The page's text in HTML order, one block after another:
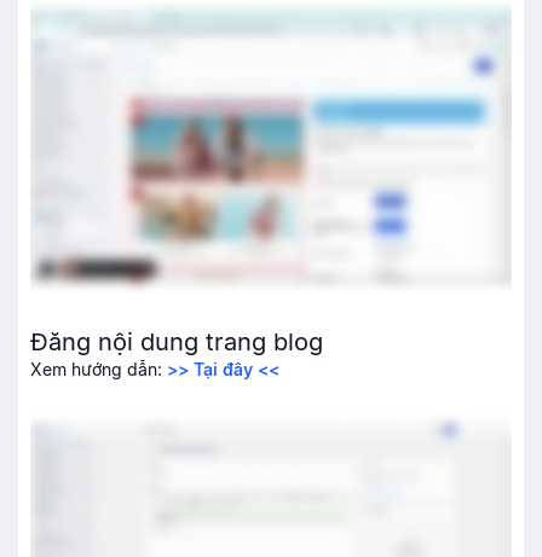
Đổi trả hàng
Tạo phiếu chi
Quản lý ca bán hàng
Quản lý tồn kho dành cho nhà bán nhỏ
Cập nhật tồn kho đối với nhà bán nhỏ
Đăng nội dung trang blog
Xem hướng dẫn: >> Tại đây <<